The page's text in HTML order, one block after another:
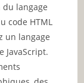
du langage
code HTML
un langage
JavaScript.